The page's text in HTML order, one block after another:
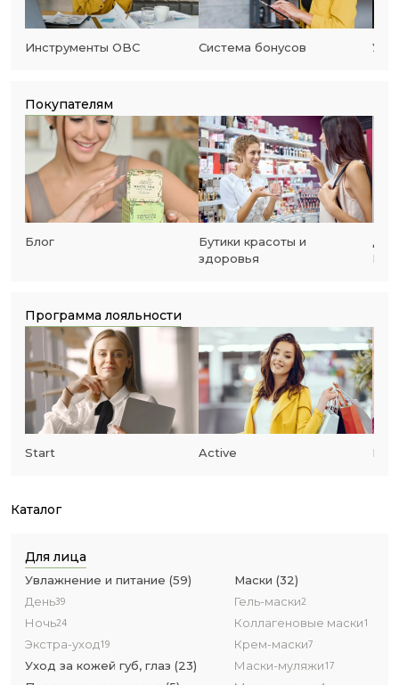
Инструменты OBC Система бонусов
Покупателям
Блог
Бутики красоты и
здоровья
Программа лояльности
Start Active
Каталог
Для лица
Увлажнение и питание (59)
День39
Ночь24
Экстра-уход19
Уход за кожей губ, глаз (23)
Маски (32)
Гель-маски2
Коллагеновые маски1
Крем-маски7
Маски-муляжи17